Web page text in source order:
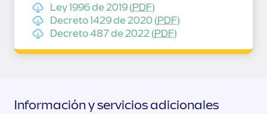
Ley 1996 de 2019 (PDF)
Decreto 1429 de 2020 (PDF)
Decreto 487 de 2022 (PDF)
Información y servicios adicionales